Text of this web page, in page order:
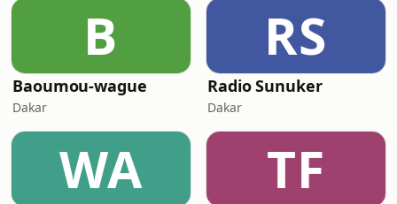
B
Baoumou-wague
Dakar
RS
Radio Sunuker
Dakar
WA TF